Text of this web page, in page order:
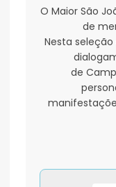
O Maior São
de
Nesta seleção
de